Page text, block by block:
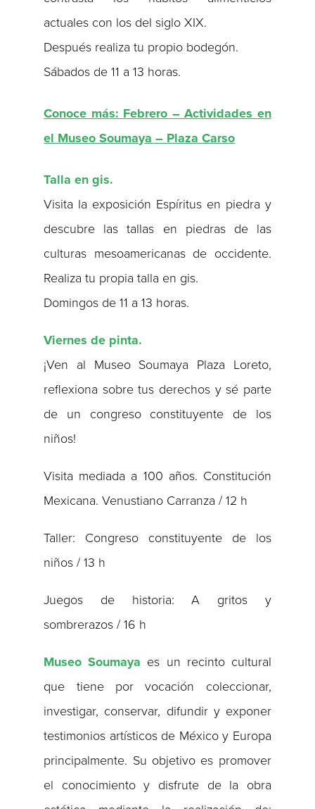
actuales con los del siglo XIX.
Después realiza tu propio bodegón.
Sábados de 11 a 13 horas.
Conoce más: Febrero – Actividades en
el Museo Soumaya – Plaza Carso
Talla en gis.
Visita la exposición Espíritus en piedra y
descubre las tallas en piedras de las
culturas mesoamericanas de occidente.
Realiza tu propia talla en gis.
Domingos de 11 a 13 horas.
Viernes de pinta.
¡Ven al Museo Soumaya Plaza Loreto,
reflexiona sobre tus derechos y sé parte
de un congreso constituyente de los
niños!
Visita mediada a 100 años. Constitución
Mexicana. Venustiano Carranza / 12 h
Taller: Congreso constituyente de los
niños / 13 h
Juegos de historia: A gritos y
sombrerazos / 16 h
Museo Soumaya es un recinto cultural
que tiene por vocación coleccionar,
investigar, conservar, difundir y exponer
testimonios artísticos de México y Europa
principalmente. Su objetivo es promover
el conocimiento y disfrute de la obra